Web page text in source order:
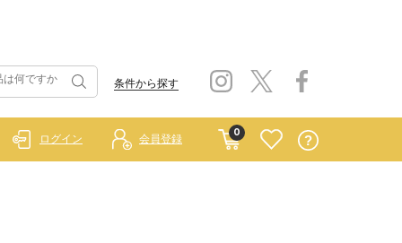
条件から探す
0
ログイン 会員登録